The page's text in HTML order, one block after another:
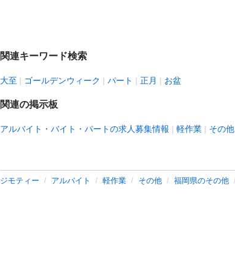
関連キーワード検索
大至 ゴールデンウィーク パート 正月 お盆
関連の掲示板
アルバイト・バイト・パートの求人募集情報 軽作業 その他
ジモティー アルバイト 軽作業 その他 福岡県のその他